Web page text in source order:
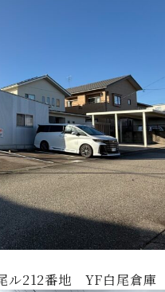
ル212番地 YF白尾倉庫